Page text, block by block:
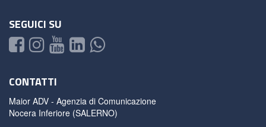
SEGUICI SU
CONTATTI
Maior ADV - Agenzia di Comunicazione
Nocera Inferiore (SALERNO)